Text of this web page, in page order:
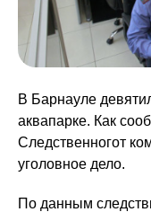
В Барнауле
аквапарке. Как
Следственногот
уголовное дело.
По данным